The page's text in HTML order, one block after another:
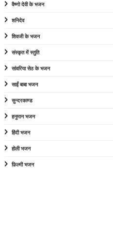
वैष्णो देवी के भजन
शनिदेव
शिवजी के भजन
संस्कृत में स्तुति
सांवरिया सेठ के भजन
साईं बाबा भजन
सुन्दरकाण्ड
हनुमान भजन
हिंदी भजन
होली भजन
फ़िल्मी भजन